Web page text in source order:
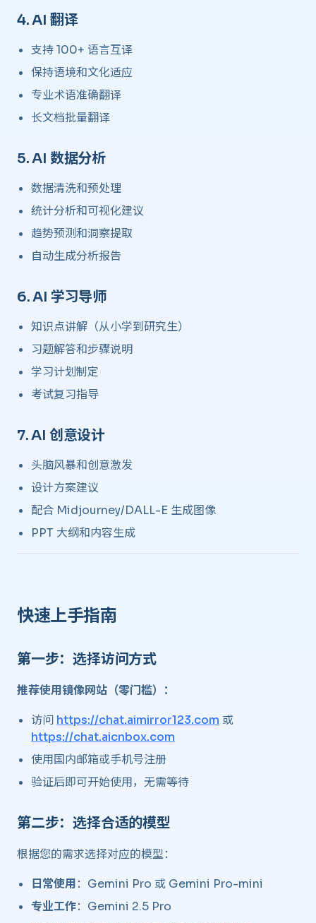
4.AI 翻译​
支持 100+ 语言互译
保持语境和文化适应
专业术语准确翻译
长文档批量翻译
5.AI 数据分析
数据清洗和预处理
统计分析和可视化建议
趋势预测和洞察提取
自动生成分析报告
6.AI 学习导师
知识点讲解（从小学到研究生）
习题解答和步骤说明
学习计划制定
考试复习指导
7.AI 创意设计
头脑风暴和创意激发
设计方案建议
配合 Midjourney/DALL-E 生成图像
PPT 大纲和内容生成
快速上手指南 ​
第一步：选择访问方式 ​
推荐使用镜像网站（零门槛）：
访问 https://chat.aimirror123.com 或
https://chat.aicnbox.com
使用国内邮箱或手机号注册
验证后即可开始使用，无需等待
第二步：选择合适的模型 ​
根据您的需求选择对应的模型：
日常使用 ：Gemini Pro 或 Gemini Pro-mini
专业工作：Gemini 2.5 Pro